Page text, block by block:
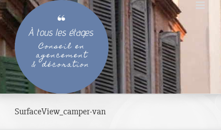
Passer
au
contenu
SurfaceView_camper-van